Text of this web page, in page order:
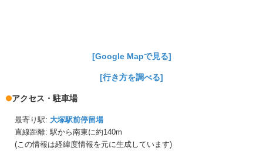
[Google Mapで見る]
[行き方を調べる]
アクセス・駐車場
最寄り駅: 大塚駅前停留場
直線距離: 駅から南東に約140m
(この情報は経緯度情報を元に生成しています)